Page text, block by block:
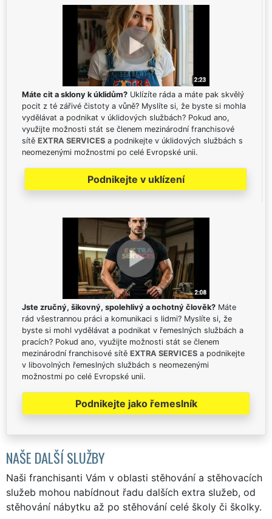
Máte cit a sklony k úklidům? Uklízíte ráda a máte pak skvělý
pocit z té zářivé čistoty a vůně? Myslíte si, že byste si mohla
vydělávat a podnikat v úklidových službách? Pokud ano,
využijte možnosti stát se členem mezinárodní franchisové
sítě EXTRA SERVICES a podnikejte v úklidových službách s
neomezenými možnostmi po celé Evropské unii.
Podnikejte v uklízení
Jste zručný, šikovný, spolehlivý a ochotný člověk? Máte
rád všestrannou práci a komunikaci s lidmi? Myslíte si, že
byste si mohl vydělávat a podnikat v řemeslných službách a
pracích? Pokud ano, využijte možnosti stát se členem
mezinárodní franchisové sítě EXTRA SERVICES a podnikejte
v libovolných řemeslných službách s neomezenými
možnostmi po celé Evropské unii.
Podnikejte jako řemeslník
NAŠE DALŠÍ SLUŽBY
Naši franchisanti Vám v oblasti stěhování a stěhovacích
služeb mohou nabídnout řadu dalších extra služeb, od
stěhování nábytku až po stěhování celé školy či školky.